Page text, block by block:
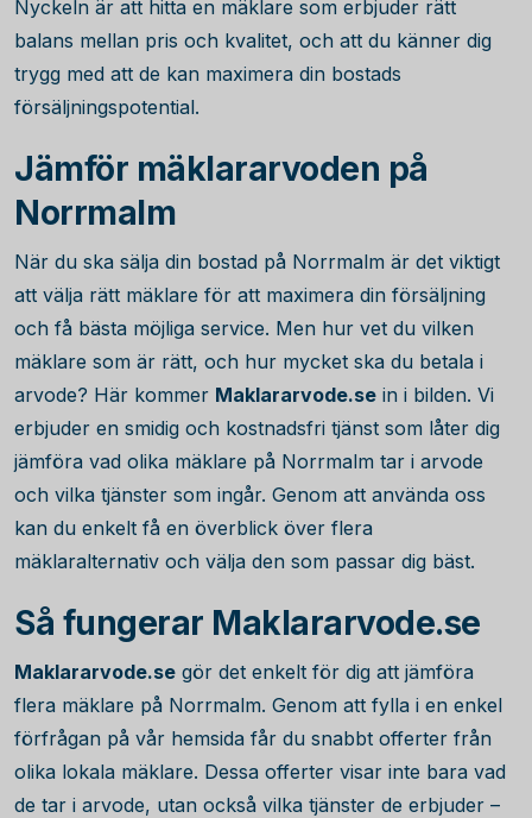
Nyckeln är att hitta en mäklare som erbjuder rätt
balans mellan pris och kvalitet, och att du känner dig
trygg med att de kan maximera din bostads
försäljningspotential.
Jämför mäklararvoden på
Norrmalm
När du ska sälja din bostad på Norrmalm är det viktigt
att välja rätt mäklare för att maximera din försäljning
och få bästa möjliga service. Men hur vet du vilken
mäklare som är rätt, och hur mycket ska du betala i
arvode? Här kommer Maklararvode.se in i bilden. Vi
erbjuder en smidig och kostnadsfri tjänst som låter dig
jämföra vad olika mäklare på Norrmalm tar i arvode
och vilka tjänster som ingår. Genom att använda oss
kan du enkelt få en överblick över flera
mäklaralternativ och välja den som passar dig bäst.
Så fungerar Maklararvode.se
Maklararvode.se gör det enkelt för dig att jämföra
flera mäklare på Norrmalm. Genom att fylla i en enkel
förfrågan på vår hemsida får du snabbt offerter från
olika lokala mäklare. Dessa offerter visar inte bara vad
de tar i arvode, utan också vilka tjänster de erbjuder –